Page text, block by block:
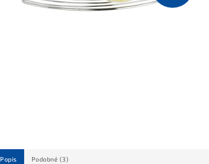
Popis Podobné (3)